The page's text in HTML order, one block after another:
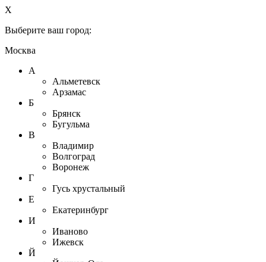
X
Выберите ваш город:
Москва
А
Альметевск
Арзамас
Б
Брянск
Бугульма
В
Владимир
Волгоград
Воронеж
Г
Гусь хрустальный
Е
Екатеринбург
И
Иваново
Ижевск
Й